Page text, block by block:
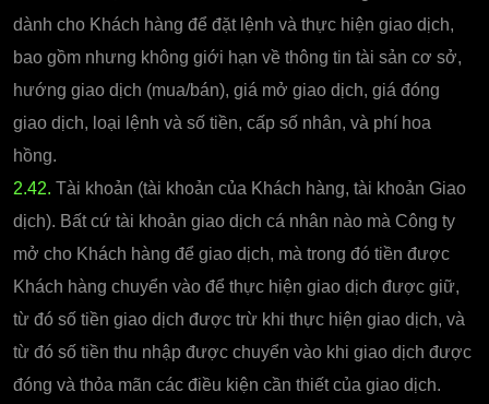
dành cho Khách hàng để đặt lệnh và thực hiện giao dịch,
bao gồm nhưng không giới hạn về thông tin tài sản cơ sở,
hướng giao dịch (mua/bán), giá mở giao dịch, giá đóng
giao dịch, loại lệnh và số tiền, cấp số nhân, và phí hoa
hồng.
2.42. Tài khoản (tài khoản của Khách hàng, tài khoản Giao
dịch). Bất cứ tài khoản giao dịch cá nhân nào mà Công ty
mở cho Khách hàng để giao dịch, mà trong đó tiền được
Khách hàng chuyển vào để thực hiện giao dịch được giữ,
từ đó số tiền giao dịch được trừ khi thực hiện giao dịch, và
từ đó số tiền thu nhập được chuyển vào khi giao dịch được
đóng và thỏa mãn các điều kiện cần thiết của giao dịch.